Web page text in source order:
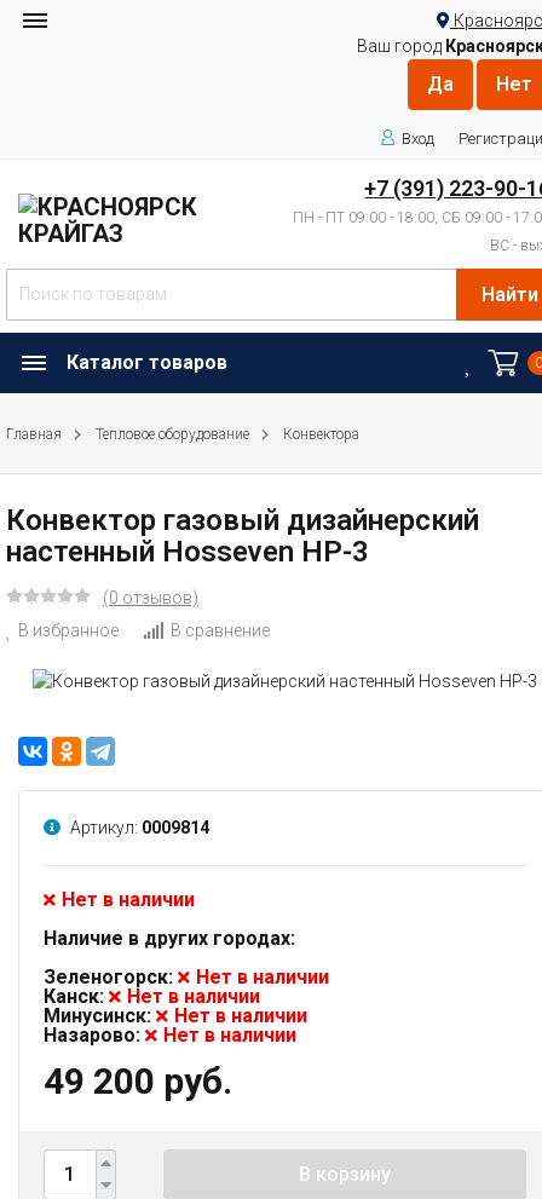
Ваш город
Вход
+7 (391) 223-90-
ПН - ПТ 09:00 - 18:00, СБ 09:00 -
ВС -
Найти
Каталог товаров
Главная Тепловое оборудование Конвектора
Конвектор газовый дизайнерский
настенный Hosseven HP-3
(0 отзывов)
В избранное
В сравнение
Артикул: 0009814
Нет в наличии
Наличие в других городах:
Зеленогорск:
Нет в наличии
Канск:
Нет в наличии
Минусинск:
Нет в наличии
Назарово:
Нет в наличии
49 200 руб.
В корзину